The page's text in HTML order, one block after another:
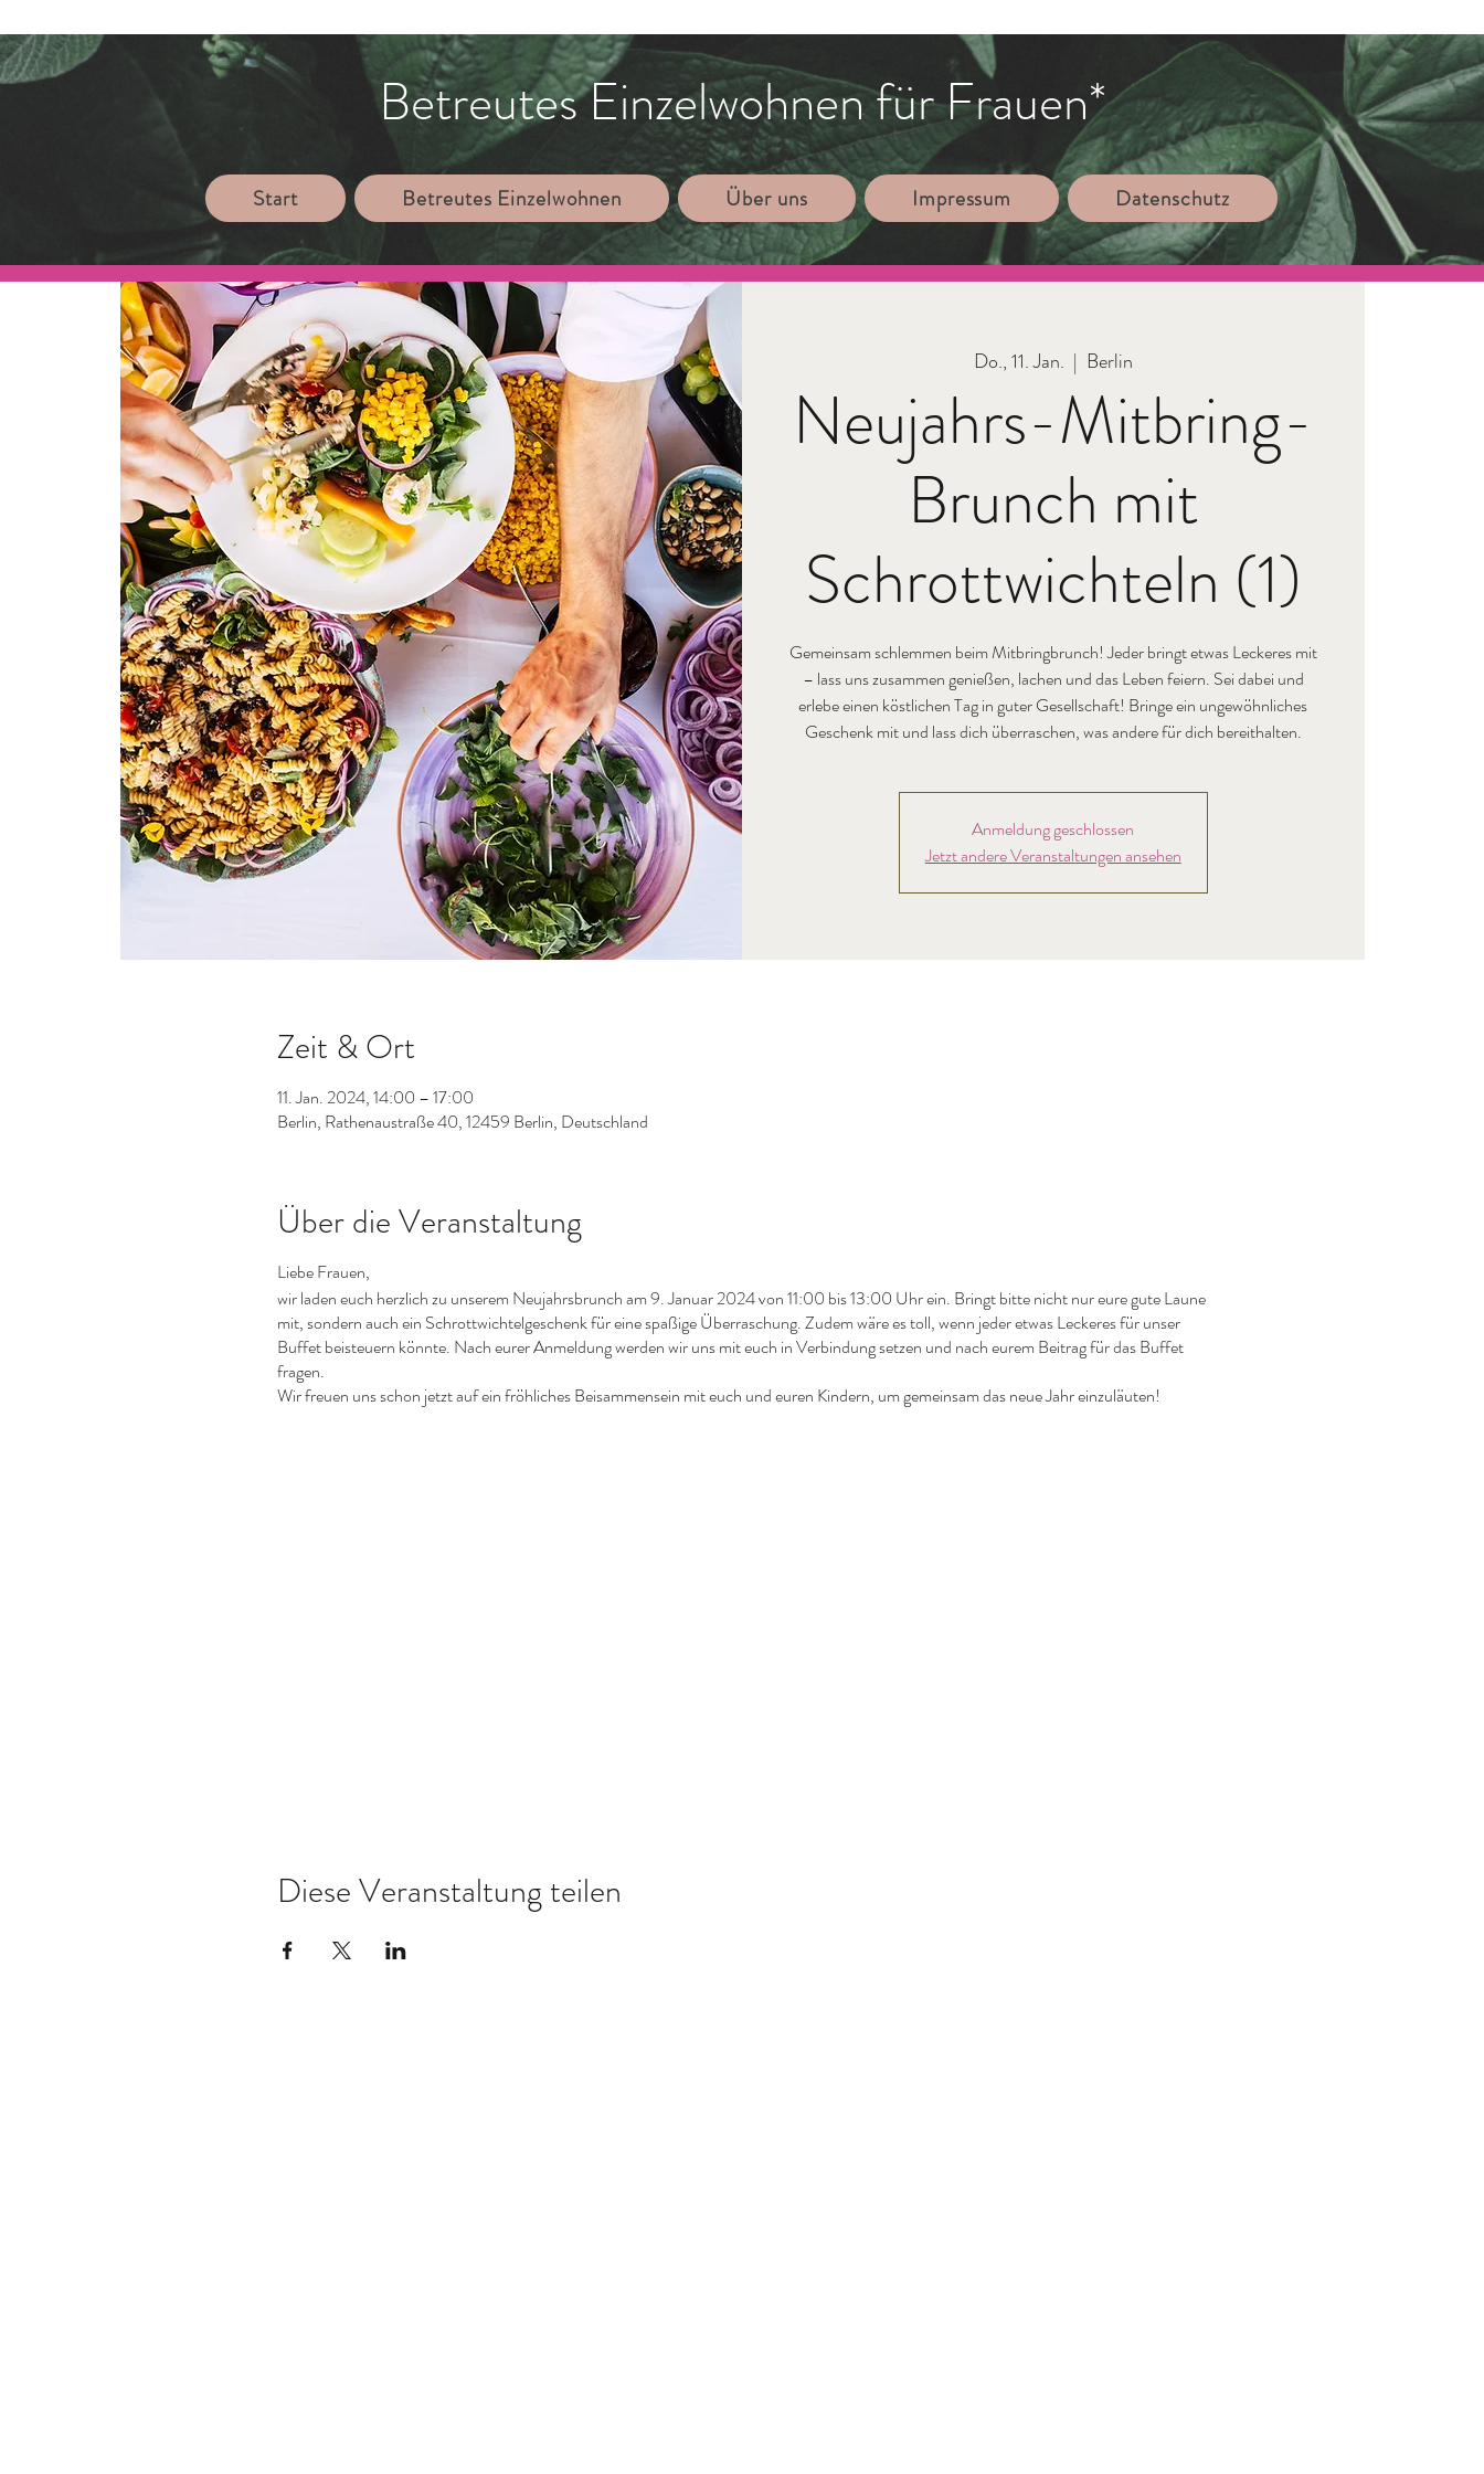
Betreutes Einzelwohnen für Frauen*
Start Betreutes Einzelwohnen Über uns Impressum Datenschutz
Do., 11. Jan.
  |
Berlin
Neujahrs-Mitbring-
Brunch mit
Schrottwichteln (1)
Gemeinsam schlemmen beim Mitbringbrunch! Jeder bringt etwas Leckeres mit
– lass uns zusammen genießen, lachen und das Leben feiern. Sei dabei und
erlebe einen köstlichen Tag in guter Gesellschaft! Bringe ein ungewöhnliches
Geschenk mit und lass dich überraschen, was andere für dich bereithalten.
Anmeldung geschlossen
Jetzt andere Veranstaltungen ansehen
Zeit & Ort
11. Jan. 2024, 14:00 – 17:00
Berlin, Rathenaustraße 40, 12459 Berlin, Deutschland
Über die Veranstaltung
Liebe Frauen,
wir laden euch herzlich zu unserem Neujahrsbrunch am 9. Januar 2024 von 11:00 bis 13:00 Uhr ein. Bringt bitte nicht nur eure gute Laune
mit, sondern auch ein Schrottwichtelgeschenk für eine spaßige Überraschung. Zudem wäre es toll, wenn jeder etwas Leckeres für unser
Buffet beisteuern könnte. Nach eurer Anmeldung werden wir uns mit euch in Verbindung setzen und nach eurem Beitrag für das Buffet
fragen.
Wir freuen uns schon jetzt auf ein fröhliches Beisammensein mit euch und euren Kindern, um gemeinsam das neue Jahr einzuläuten!
Diese Veranstaltung teilen